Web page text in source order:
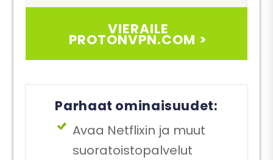
VIERAILE
PROTONVPN.COM >
Parhaat ominaisuudet:
Avaa Netflixin ja muut
suoratoistopalvelut